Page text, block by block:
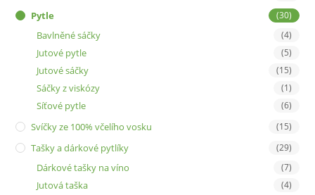
Pytle
(30)
Bavlněné sáčky (4)
Jutové pytle (5)
Jutové sáčky (15)
Sáčky z viskózy (1)
Síťové pytle (6)
Svíčky ze 100% včelího vosku (15)
Tašky a dárkové pytlíky (29)
Dárkové tašky na víno (7)
Jutová taška (4)